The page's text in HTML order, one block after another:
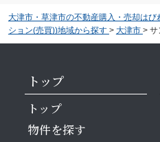
大津市・草津市の不動産購入・売却はび
ション(売買))地域から探す > 大津市 > サ
トップ
トップ
物件を探す